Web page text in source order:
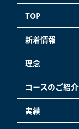
TOP
新着情報
理念
コースのご紹介
実績